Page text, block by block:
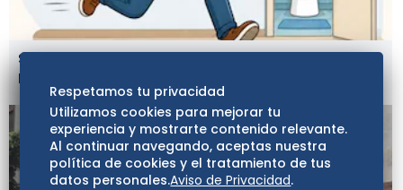
Se registran 33 casos de diarrea explosiva en
México, descartan brote por lechuga mexicana
Respetamos tu privacidad
Utilizamos cookies para mejorar tu
experiencia y mostrarte contenido relevante.
Al continuar navegando, aceptas nuestra
política de cookies y el tratamiento de tus
datos personales.Aviso de Privacidad.